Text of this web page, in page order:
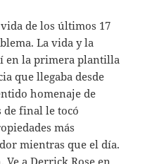
de los últimos 17
La vida y la
en la primera plantilla
que llegaba desde
homenaje de
de final le tocó
más
mientras que el día.